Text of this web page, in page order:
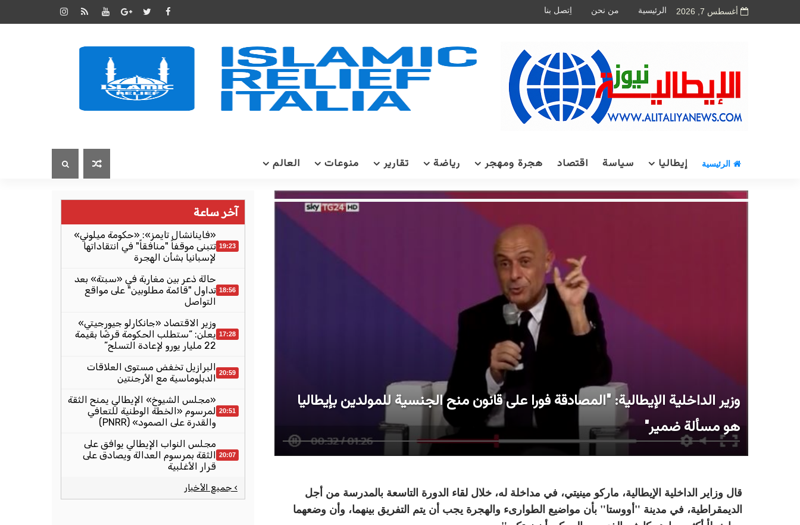
أغسطس 7, 2026 الرئيسية من نحن اِتصل بنا
الرئيسية إيطاليا سياسة اقتصاد هجرة ومهجر رياضة تقارير منوعات العالم
وزير الداخلية الإيطالية: "المصادقة فورا على قانون منح الجنسية للمولدين بإيطاليا
هو مسألة ضمير"
قال وزاير الداخلية الإيطالية، ماركو مينيتي، في مداخلة له، خلال لقاء الدورة التاسعة بالمدرسة من أجل
الديمقراطية، في مدينة "أووستا" بأن مواضيع الطوارىء والهجرة يجب أن يتم التفريق بينهما، وأن وضعهما
آخر ساعة
19:23
«فاينانشال تايمز»: «حكومة ميلوني»
تتبنى موقفاً "منافقاً" في انتقاداتها
لإسبانيا بشأن الهجرة
18:56
حالة ذعر بين مغاربة في «سبتة» بعد
تداول "قائمة مطلوبين" على مواقع
التواصل
17:28
وزير الاقتصاد «جانكارلو جيورجيتي»
يعلن: “ستطلب الحكومة قرضًا بقيمة
22 مليار يورو لإعادة التسلح”
20:59 البرازيل تخفض مستوى العلاقات
الدبلوماسية مع الأرجنتين
20:51
«مجلس الشيوخ» الإيطالي يمنح الثقة
لمرسوم «الخطة الوطنية للتعافي
والقدرة على الصمود» (PNRR)
20:07
مجلس النواب الإيطالي يوافق على
الثقة بمرسوم العدالة ويصادق على
قرار الأغلبية
› جميع الأخبار